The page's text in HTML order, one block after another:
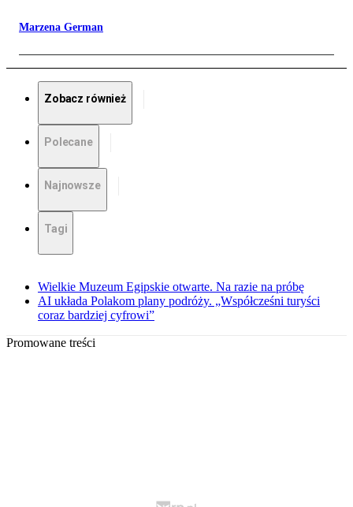
Marzena German
Zobacz również
Polecane
Najnowsze
Tagi
Wielkie Muzeum Egipskie otwarte. Na razie na próbę
AI układa Polakom plany podróży. „Współcześni turyści
coraz bardziej cyfrowi”
Promowane treści